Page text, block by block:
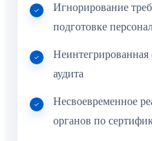
Игнорирование
подготовке
Неинтегрированная
аудита
Несвоевременное
органов по